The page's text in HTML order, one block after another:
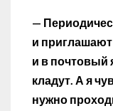
—
и
и в почтовый
кладут. А я
нужно